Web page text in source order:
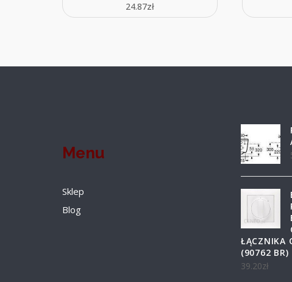
24.87zł
Menu
Sklep
Blog
ŁĄCZNIKA
(90762 BR)
39.20zł